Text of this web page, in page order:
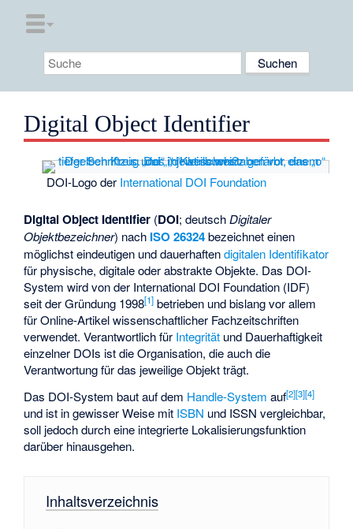
Digital Object Identifier
DOI-Logo der International DOI Foundation
Digital Object Identifier (DOI; deutschDigitaler
Objektbezeichner) nach ISO26324bezeichnet einen
möglichst eindeutigen und dauerhaftendigitalen Identifikator
für physische, digitale oder abstrakte Objekte. Das DOI-
System wird von der International DOI Foundation (IDF)
seit der Gründung 1998[1] betrieben und bislang vor allem
für Online-Artikel wissenschaftlicher Fachzeitschriften
verwendet. Verantwortlich für Integrität und Dauerhaftigkeit
einzelner DOIs ist die Organisation, die auch die
Verantwortung für das jeweilige Objekt trägt.
Das DOI-System baut auf dem Handle-System auf[2][3][4]
und ist in gewisser Weise mit ISBN und ISSN vergleichbar,
soll jedoch durch eine integrierte Lokalisierungsfunktion
darüber hinausgehen.
Inhaltsverzeichnis